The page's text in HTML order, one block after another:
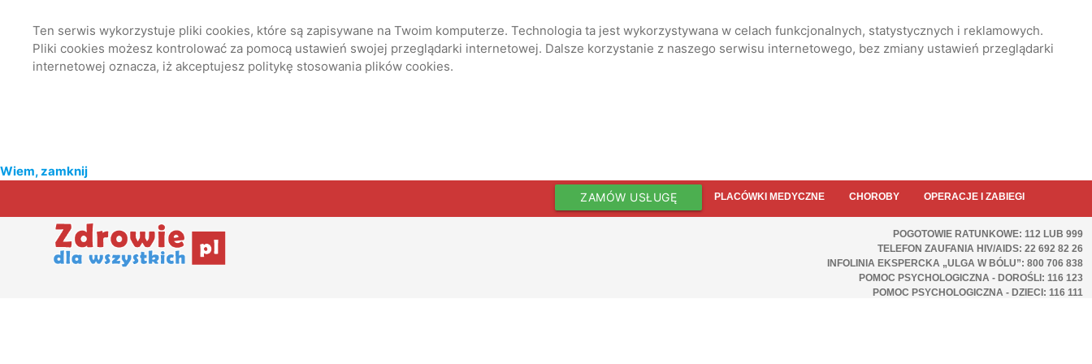
Ten serwis wykorzystuje pliki cookies, które są zapisywane na Twoim komputerze. Technologia ta jest wykorzystywana w celach funkcjonalnych, statystycznych i reklamowych.
Pliki cookies możesz kontrolować za pomocą ustawień swojej przeglądarki internetowej. Dalsze korzystanie z naszego serwisu internetowego, bez zmiany ustawień przeglądarki
internetowej oznacza, iż akceptujesz politykę stosowania plików cookies.
Wiem, zamknij
ZAMÓW USŁUGĘ PLACÓWKI MEDYCZNE CHOROBY OPERACJE I ZABIEGI
POGOTOWIE RATUNKOWE: 112 LUB 999
TELEFON ZAUFANIA HIV/AIDS: 22 692 82 26
INFOLINIA EKSPERCKA „ULGA W BÓLU”: 800 706 838
POMOC PSYCHOLOGICZNA - DOROŚLI: 116 123
POMOC PSYCHOLOGICZNA - DZIECI: 116 111